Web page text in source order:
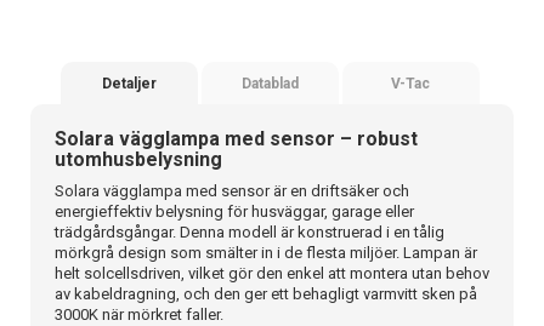
Detaljer Datablad V-Tac
Solara vägglampa med sensor – robust
utomhusbelysning
Solara vägglampa med sensor är en driftsäker och
energieffektiv belysning för husväggar, garage eller
trädgårdsgångar. Denna modell är konstruerad i en tålig
mörkgrå design som smälter in i de flesta miljöer. Lampan är
helt solcellsdriven, vilket gör den enkel att montera utan behov
av kabeldragning, och den ger ett behagligt varmvitt sken på
3000K när mörkret faller.